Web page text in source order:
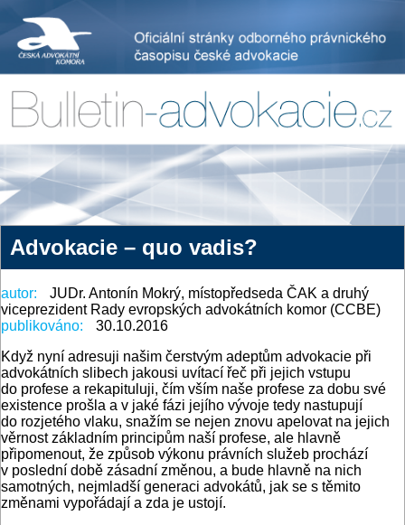
Advokacie – quo vadis?
autor:
JUDr. Antonín Mokrý, místopředseda ČAK a druhý
viceprezident Rady evropských advokátních komor (CCBE)
publikováno:
30.10.2016
Když nyní adresuji našim čerstvým adeptům advokacie při
advokátních slibech jakousi uvítací řeč při jejich vstupu
do profese a rekapituluji, čím vším naše profese za dobu své
existence prošla a v jaké fázi jejího vývoje tedy nastupují
do rozjetého vlaku, snažím se nejen znovu apelovat na jejich
věrnost základním principům naší profese, ale hlavně
připomenout, že způsob výkonu právních služeb prochází
v poslední době zásadní změnou, a bude hlavně na nich
samotných, nejmladší generaci advokátů, jak se s těmito
změnami vypořádají a zda je ustojí.